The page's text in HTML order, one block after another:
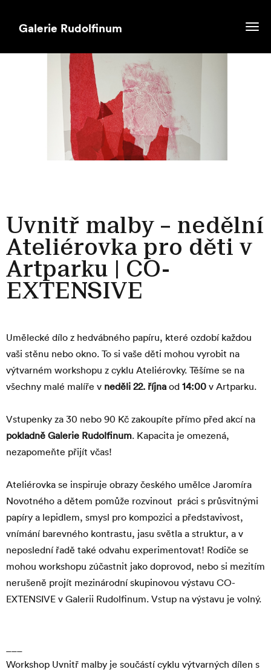
Uvnitř malby – nedělní
Ateliérovka pro děti v
Artparku | CO-
EXTENSIVE
Umělecké dílo z hedvábného papíru, které ozdobí každou
vaši stěnu nebo okno. To si vaše děti mohou vyrobit na
výtvarném workshopu z cyklu Ateliérovky. Těšíme se na
všechny malé malíře v neděli 22. října od 14:00 v Artparku.
Vstupenky za 30 nebo 90 Kč zakoupíte přímo před akcí na
pokladně Galerie Rudolfinum. Kapacita je omezená,
nezapomeňte přijít včas!
Ateliérovka se inspiruje obrazy českého umělce Jaromíra
Novotného a dětem pomůže rozvinout práci s průsvitnými
papíry a lepidlem, smysl pro kompozici a představivost,
vnímání barevného kontrastu, jasu světla a struktur, a v
neposlední řadě také odvahu experimentovat! Rodiče se
mohou workshopu zúčastnit jako doprovod, nebo si mezitím
nerušeně projít mezinárodní skupinovou výstavu CO-
EXTENSIVE v Galerii Rudolfinum. Vstup na výstavu je volný.
Workshop Uvnitř malby je součástí cyklu výtvarných dílen s